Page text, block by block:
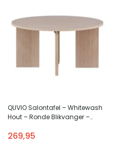
QUVIO Salontafel – Whitewash
Hout – Ronde Blikvanger –
269,95